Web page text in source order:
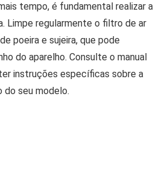
tempo, é fundamental realizar a
Limpe regularmente o filtro de ar
poeira e sujeira, que pode
do aparelho. Consulte o manual
instruções específicas sobre a
do seu modelo.